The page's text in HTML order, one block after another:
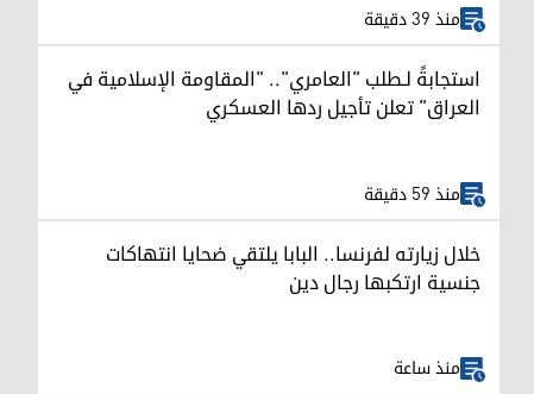
منذ 39 دقيقة
استجابةً لـطلب "العامري".. "المقاومة الإسلامية في
العراق" تعلن تأجيل ردها العسكري
منذ 59 دقيقة
خلال زيارته لفرنسا.. البابا يلتقي ضحايا انتهاكات
جنسية ارتكبها رجال دين
منذ ساعة